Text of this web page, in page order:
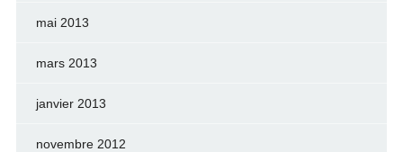
mai 2013
mars 2013
janvier 2013
novembre 2012